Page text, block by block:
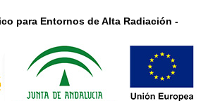
para Entornos de Alta Radiación -